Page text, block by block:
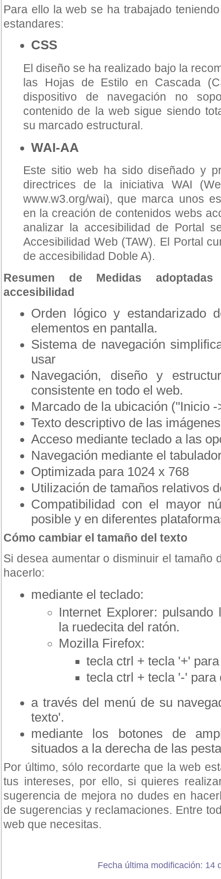
Para ello la web se ha trabajado
estandares:
CSS
El diseño se ha realizado bajo la
las Hojas de Estilo en Cascada
dispositivo de navegación no
contenido de la web sigue siendo
su marcado estructural.
WAI-AA
Este sitio web ha sido diseñado y
directrices de la iniciativa WAI
www.w3.org/wai), que marca unos
en la creación de contenidos webs
analizar la accesibilidad de Portal
Accesibilidad Web (TAW). El Portal
de accesibilidad Doble A).
Resumen de Medidas
accesibilidad
Orden lógico y estandarizado
elementos en pantalla.
Sistema de navegación
usar
Navegación, diseño y
consistente en todo el web.
Marcado de la ubicación ("Inicio -
Texto descriptivo de las
Acceso mediante teclado a las
Navegación mediante el
Optimizada para 1024 x 768
Utilización de tamaños relativos
Compatibilidad con el mayor
posible y en diferentes
Cómo cambiar el tamaño del texto
Si desea aumentar o disminuir el tamaño
hacerlo:
mediante el teclado:
Internet Explorer:
la ruedecita del ratón.
Mozilla Firefox:
tecla ctrl + tecla '+'
tecla ctrl + tecla '-' para
a través del menú de su
texto'.
mediante los botones de
situados a la derecha de las
Por último, sólo recordarte que la web
tus intereses, por ello, si quieres
sugerencia de mejora no dudes en
de sugerencias y reclamaciones. Entre
web que necesitas.
Fecha última modificación: 14